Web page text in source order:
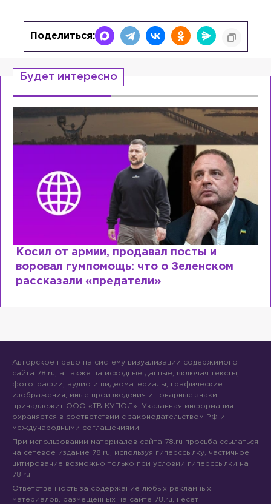
Поделиться:
Будет интересно
Рыдает из-за мужа, но опять флиртует с
Лазаревым: как Лера Кудрявцева
сходит с ума
Авторское право на систему визуализации содержимого
сайта 78.ru, а также на исходные данные, включая тексты,
фотографии, аудио и видеоматериалы, графические
изображения, иные произведения и товарные знаки
принадлежит ООО «ТВ КУПОЛ». Указанная информация
охраняется в соответствии с законодательством РФ и
международными соглашениями.
При использовании материалов сайта 78.ru просьба ссылаться
на сетевое издание 78.ru, используя гиперссылку, частичное
цитирование возможно только при условии гиперссылки на
78.ru
Ответственность за содержание любых рекламных
материалов, размещенных на сайте 78.ru, несет